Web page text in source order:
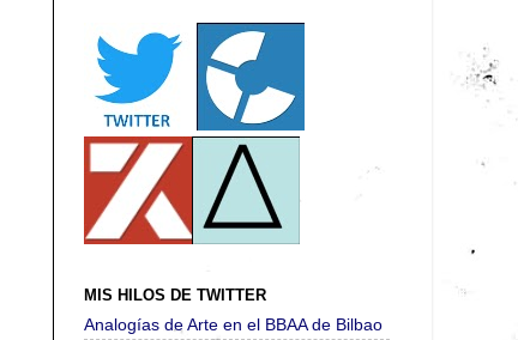
MIS HILOS DE TWITTER
Analogías de Arte en el BBAA de Bilbao